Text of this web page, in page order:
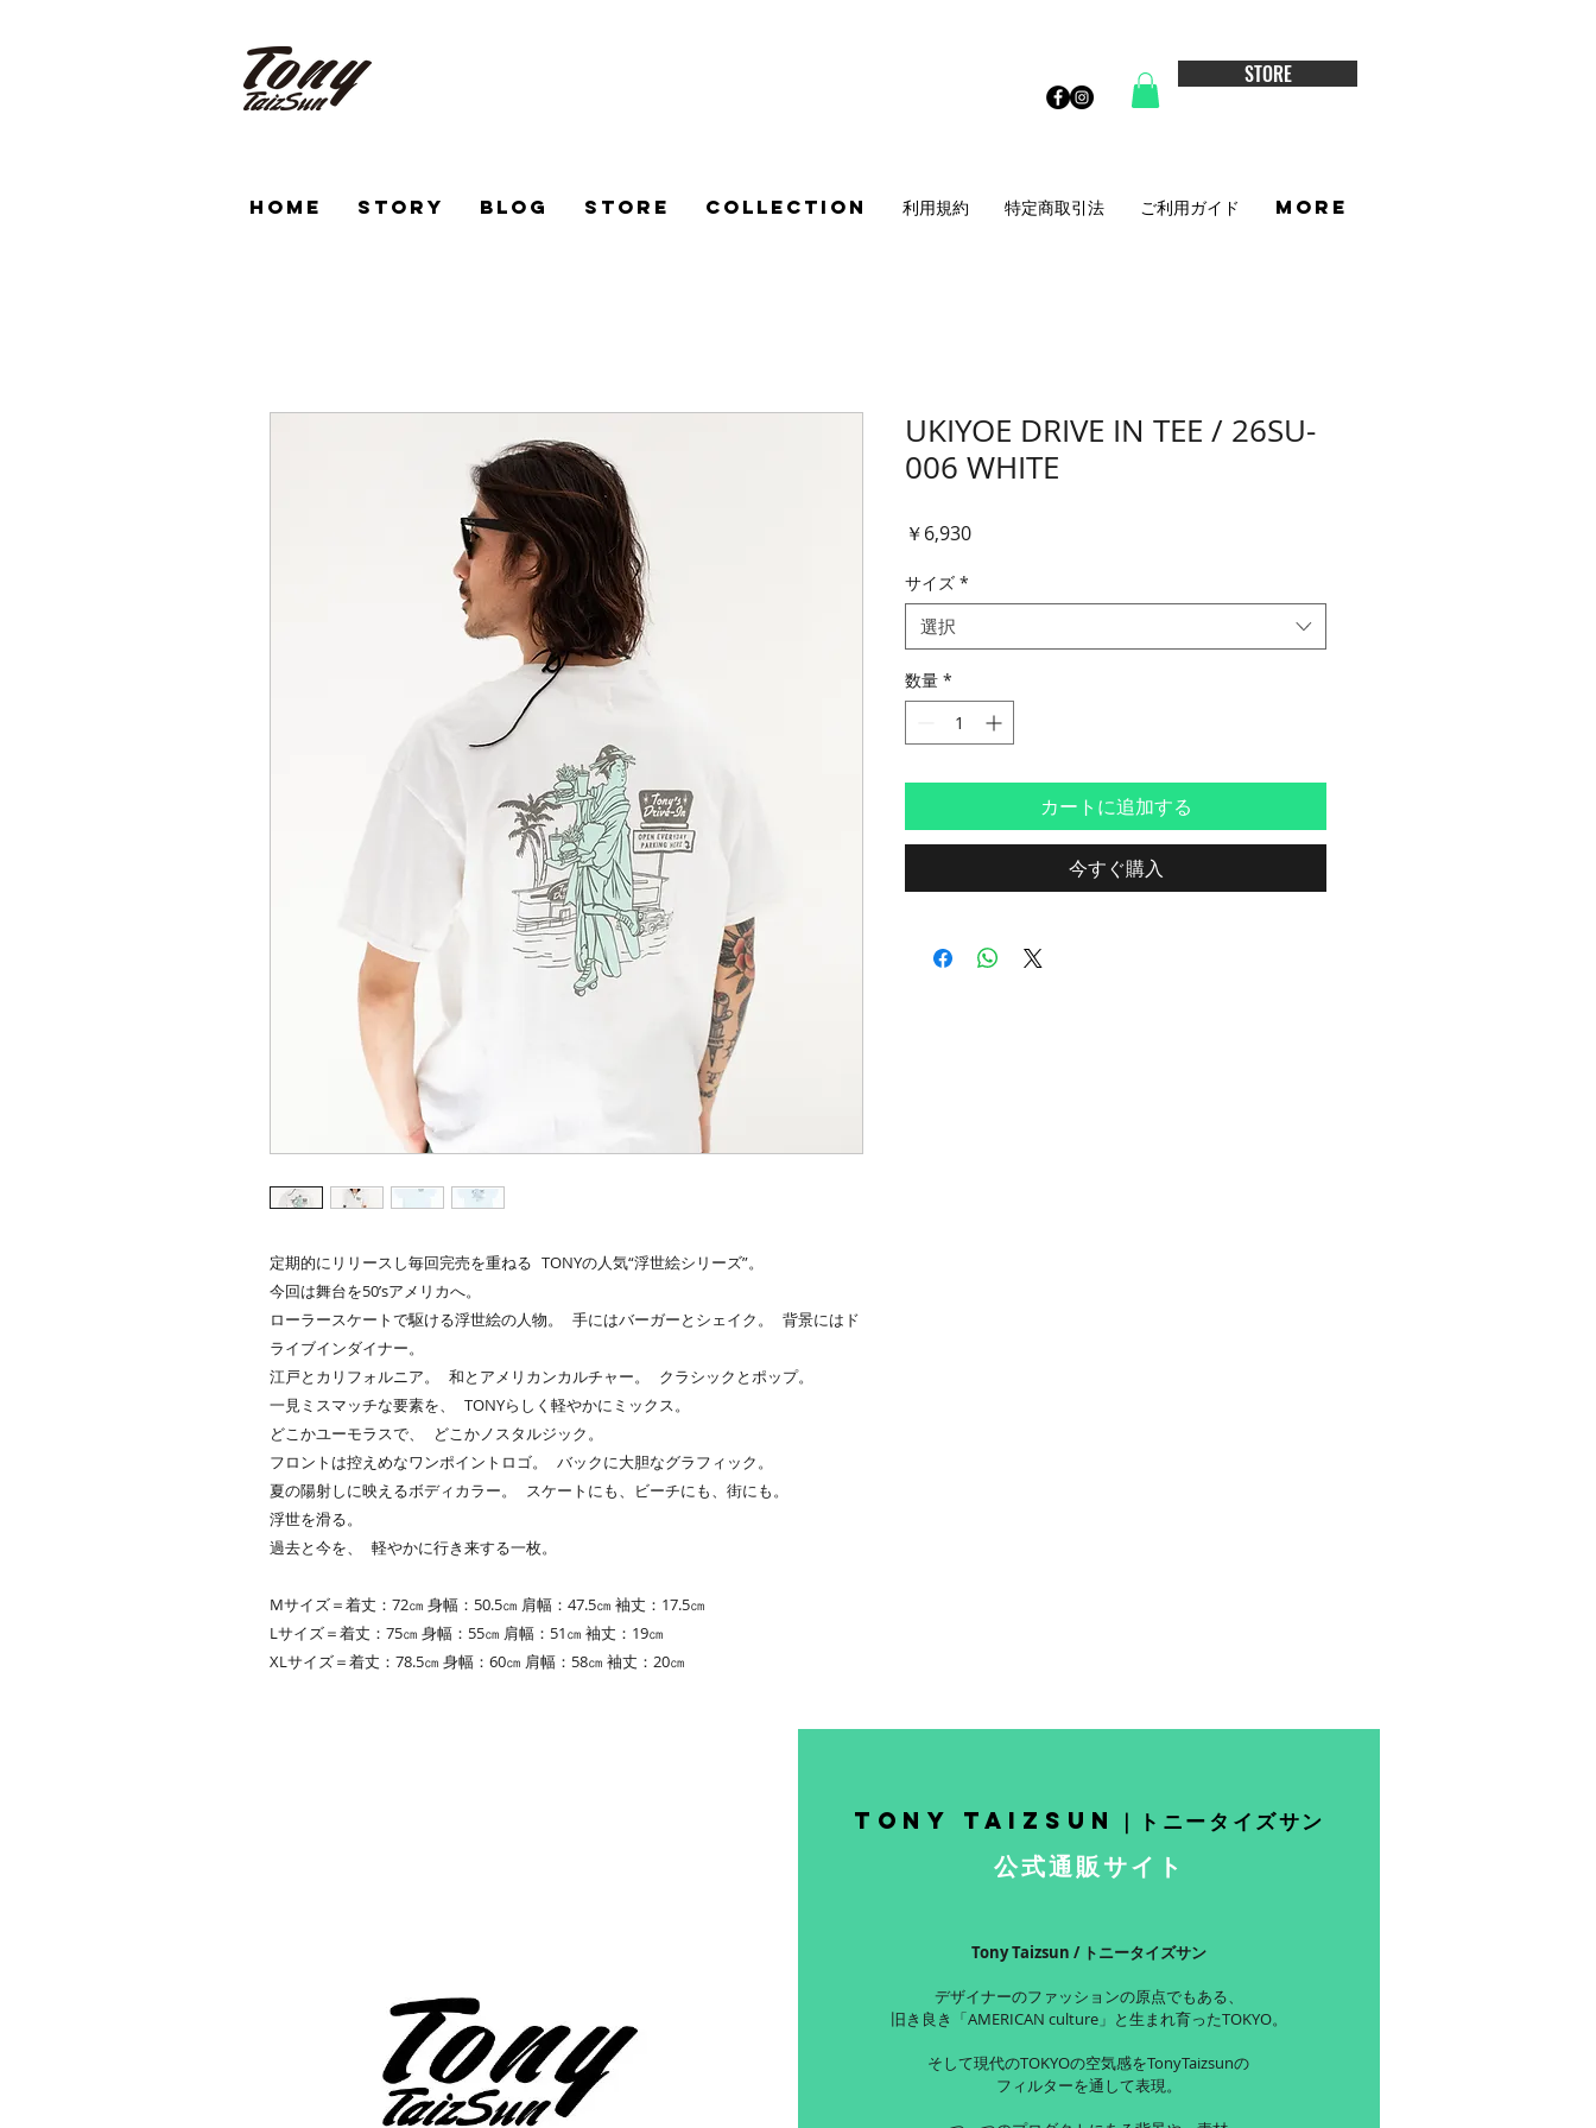
STORE
HOME STORY BLOG STORE COLLECTION 利用規約 特定商取引法 ご利用ガイド More
定期的にリリースし毎回完売を重ねる TONYの人気“浮世絵シリーズ”。
今回は舞台を50’sアメリカへ。
ローラースケートで駆ける浮世絵の人物。 手にはバーガーとシェイク。 背景にはド
ライブインダイナー。
江戸とカリフォルニア。 和とアメリカンカルチャー。 クラシックとポップ。
一見ミスマッチな要素を、 TONYらしく軽やかにミックス。
どこかユーモラスで、 どこかノスタルジック。
フロントは控えめなワンポイントロゴ。 バックに大胆なグラフィック。
夏の陽射しに映えるボディカラー。 スケートにも、ビーチにも、街にも。
浮世を滑る。
過去と今を、 軽やかに行き来する一枚。
Mサイズ＝着丈：72㎝ 身幅：50.5㎝ 肩幅：47.5㎝ 袖丈：17.5㎝
Lサイズ＝着丈：75㎝ 身幅：55㎝ 肩幅：51㎝ 袖丈：19㎝
XLサイズ＝着丈：78.5㎝ 身幅：60㎝ 肩幅：58㎝ 袖丈：20㎝
UKIYOE DRIVE IN TEE / 26SU-
006 WHITE
￥6,930価
サイズ *
選択
数量 *
カートに追加する
今すぐ購入
Tony Taizsun｜トニータイズサン
公式通販サイト
Tony Taizsun / トニータイズサン
デザイナーのファッションの原点でもある、
旧き良き「AMERICAN culture」と生まれ育ったTOKYO。
そして現代のTOKYOの空気感をTonyTaizsunの
フィルターを通して表現。